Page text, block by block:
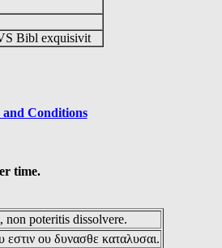
Bibl exquisivit
and Conditions
time.
non poteritis dissolvere.
εστιν ου δυνασθε καταλυσαι.